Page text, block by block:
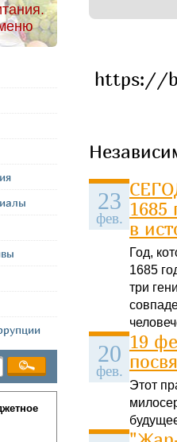
https://
23
фев. 1685
в
Год,
1685
три
20
фев.
19
Этот